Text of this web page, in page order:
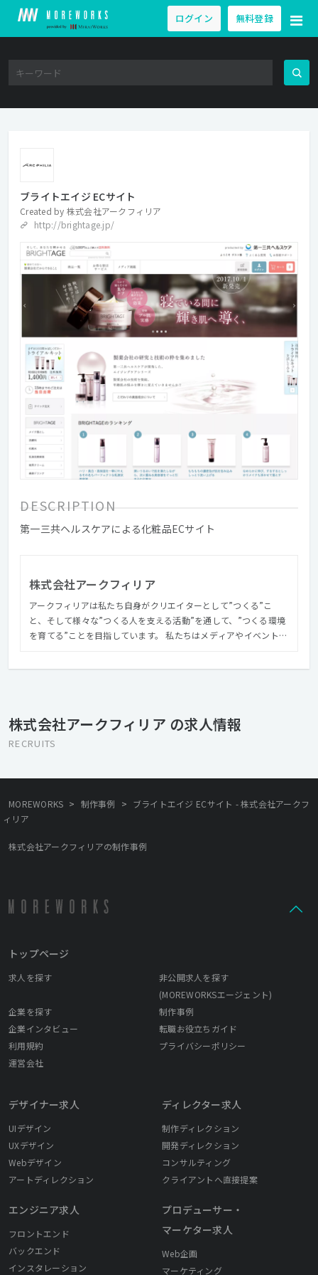
ログイン 無料登録
ブライトエイジ ECサイト
Created by 株式会社アークフィリア
http://brightage.jp/
DESCRIPTION
第一三共ヘルスケアによる化粧品ECサイト
株式会社アークフィリア
アークフィリアは私たち自身がクリエイターとして”つくる”こ
と、そして様々な”つくる人を支える活動”を通して、”つくる環境
を育てる”ことを目指しています。 私たちはメディアやイベントを
株式会社アークフィリア の求人情報
RECRUITS
MOREWORKS > 制作事例 > ブライトエイジ ECサイト - 株式会社アークフ
ィリア
株式会社アークフィリアの制作事例
トップページ
求人を探す
非公開求人を探す
(MOREWORKSエージェント)
企業を探す
制作事例
企業インタビュー
転職お役立ちガイド
利用規約
プライバシーポリシー
運営会社
デザイナー求人
UIデザイン
UXデザイン
Webデザイン
アートディレクション
エンジニア求人
フロントエンド
バックエンド
インスタレーション
ディレクター求人
制作ディレクション
開発ディレクション
コンサルティング
クライアントへ直接提案
プロデューサー・
マーケター求人
Web企画
マーケティング